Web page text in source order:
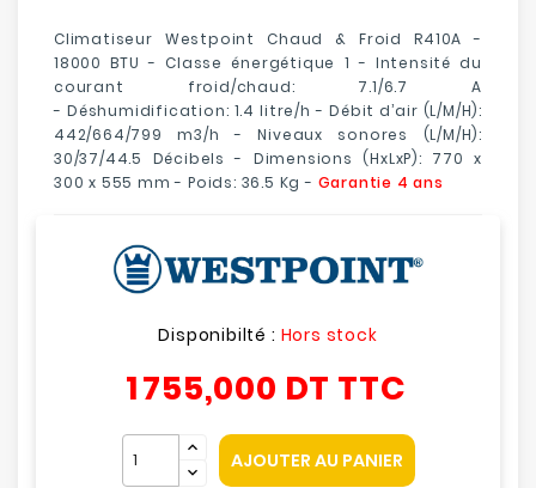
Climatiseur Westpoint Chaud & Froid R410A -
18000 BTU - Classe énergétique 1 - Intensité du
courant froid/chaud: 7.1/6.7 A
-Déshumidification: 1.4litre/h -Débit d’air (L/M/H):
442/664/799 m3/h -Niveaux sonores (L/M/H):
30/37/44.5 Décibels - Dimensions (HxLxP): 770 x
300 x 555 mm - Poids: 36.5 Kg - Garantie 4 ans
Disponibilté : Hors stock
1 755,000 DT TTC
AJOUTER AU PANIER